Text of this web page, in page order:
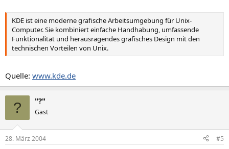
KDE ist eine moderne grafische Arbeitsumgebung für Unix-
Computer. Sie kombiniert einfache Handhabung, umfassende
Funktionalität und herausragendes grafisches Design mit den
technischen Vorteilen von Unix.
Quelle: www.kde.de
? "?"
Gast
28. März 2004 #5